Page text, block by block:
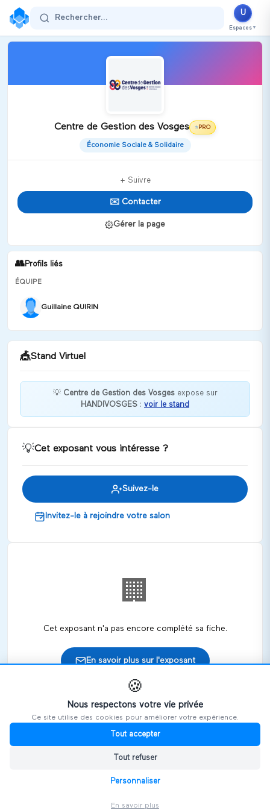
Rechercher...
U
Espaces ▼
Centre de Gestion des Vosges ⭐PRO
Économie Sociale & Solidaire
+ Suivre
✉️ Contacter
Gérer la page
👥Profils liés
ÉQUIPE
Guillaine QUIRIN
🎪Stand Virtuel
💡 Centre de Gestion des Vosgesexpose sur
HANDIVOSGES : voir le stand
💡Cet exposant vous intéresse ?
Suivez-le
Invitez-le à rejoindre votre salon
🏢
Cet exposant n'a pas encore complété sa fiche.
En savoir plus sur l'exposant
🎪Retrouvez cet exposant sur les salons
🍪
Nous respectons votre vie privée
Ce site utilise des cookies pour améliorer votre expérience.
Tout accepter
Tout refuser
Personnaliser
En savoir plus